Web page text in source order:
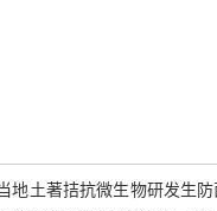
土著拮抗微生物研发生